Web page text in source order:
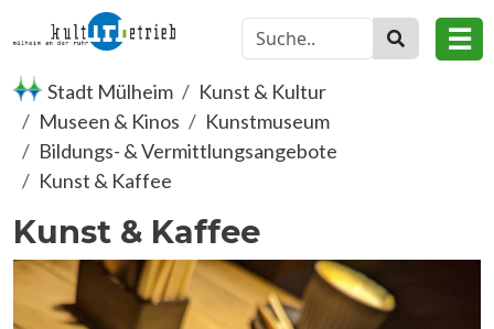
Direkt zum Inhalt
☰
Stadt Mülheim
Kunst & Kultur
Museen & Kinos
Kunstmuseum
Bildungs- & Vermittlungsangebote
Kunst & Kaffee
Kunst & Kaffee